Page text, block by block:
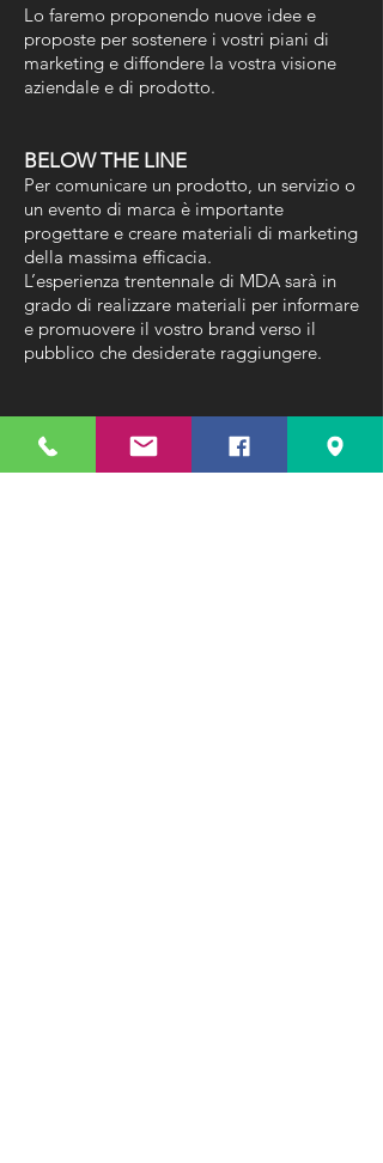
Lo faremo proponendo nuove idee e
proposte per sostenere i vostri piani di
marketing e diffondere la vostra visione
aziendale e di prodotto.
BELOW THE LINE
Per comunicare un prodotto, un servizio o
un evento di marca è importante
progettare e creare materiali di marketing
della massima efficacia.
L’esperienza trentennale di MDA sarà in
grado di realizzare materiali per informare
e promuovere il vostro brand verso il
pubblico che desiderate raggiungere.
L’importanza della forza vendita è nota
per qualsiasi brand, per questo